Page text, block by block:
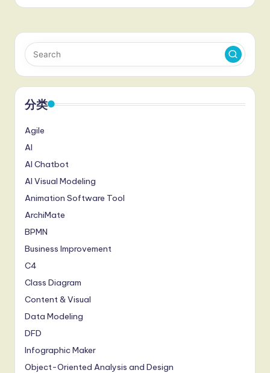
分类
Agile
AI
AI Chatbot
AI Visual Modeling
Animation Software Tool
ArchiMate
BPMN
Business Improvement
C4
Class Diagram
Content & Visual
Data Modeling
DFD
Infographic Maker
Object-Oriented Analysis and Design